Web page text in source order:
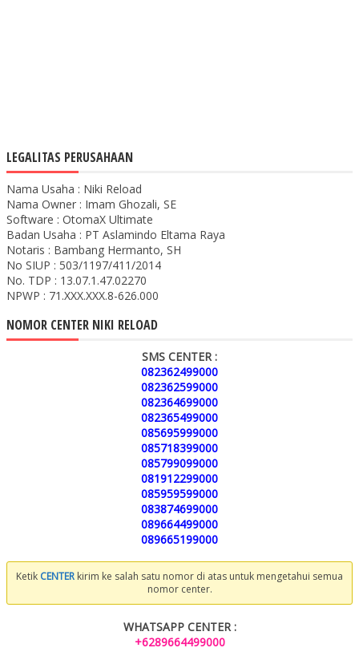
LEGALITAS PERUSAHAAN
Nama Usaha : Niki Reload
Nama Owner : Imam Ghozali, SE
Software : OtomaX Ultimate
Badan Usaha : PT Aslamindo Eltama Raya
Notaris : Bambang Hermanto, SH
No SIUP : 503/1197/411/2014
No. TDP : 13.07.1.47.02270
NPWP : 71.XXX.XXX.8-626.000
NOMOR CENTER NIKI RELOAD
SMS CENTER :
082362499000
082362599000
082364699000
082365499000
085695999000
085718399000
085799099000
081912299000
085959599000
083874699000
089664499000
089665199000
Ketik CENTER kirim ke salah satu nomor di atas untuk mengetahui semua
nomor center.
WHATSAPP CENTER :
+6289664499000